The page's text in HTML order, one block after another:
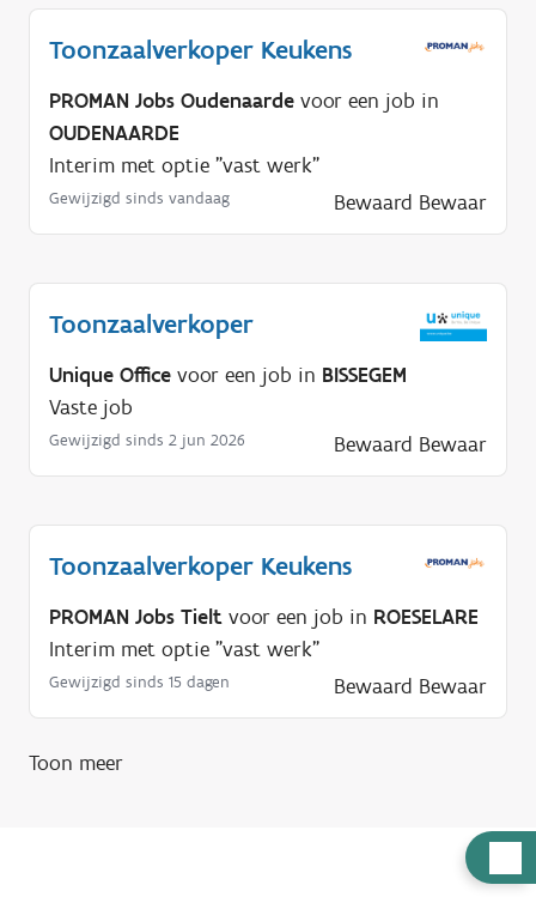
u
Toonzaalverkoper Keukens
PROMAN Jobs Oudenaarde voor een job in
OUDENAARDE
Interim met optie "vast werk"
Gewijzigd sinds vandaag Bewaard Bewaar
Toonzaalverkoper
Unique Office voor een job in BISSEGEM
Vaste job
Gewijzigd sinds 2 jun 2026 Bewaard Bewaar
Toonzaalverkoper Keukens
PROMAN Jobs Tielt voor een job in ROESELARE
Interim met optie "vast werk"
Gewijzigd sinds 15 dagen Bewaard Bewaar
Toon meer